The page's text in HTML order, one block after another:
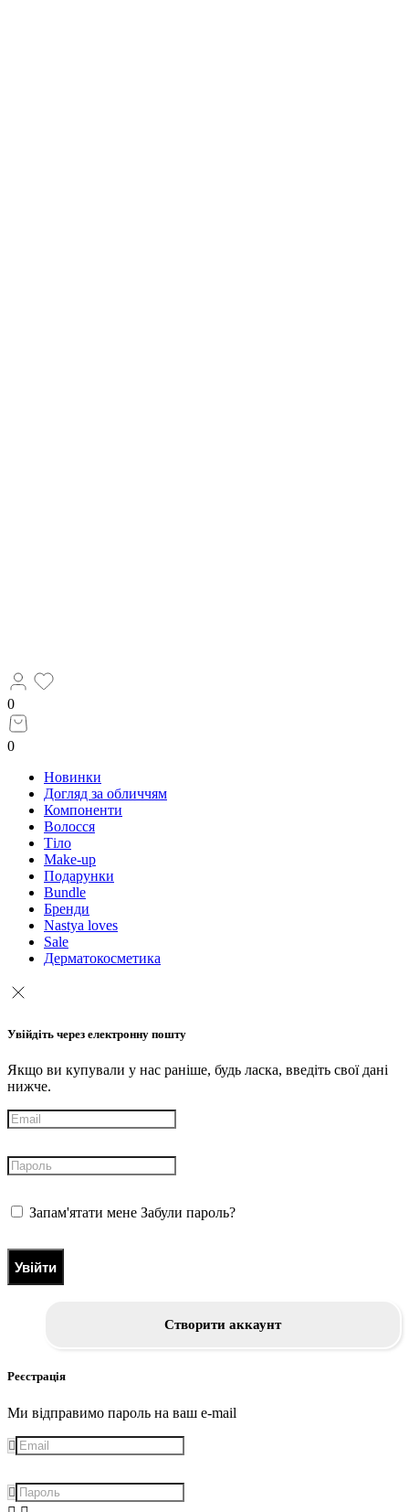
0
0
Новинки
Догляд за обличчям
Компоненти
Волосся
Тіло
Make-up
Подарунки
Bundle
Бренди
Nastya loves
Sale
Дерматокосметика
Увійдіть через електронну пошту
Якщо ви купували у нас раніше, будь ласка, введіть свої дані
нижче.
Запам'ятати мене Забули пароль?
Увійти
Створити аккаунт
Реєстрація
Ми відправимо пароль на ваш e-mail